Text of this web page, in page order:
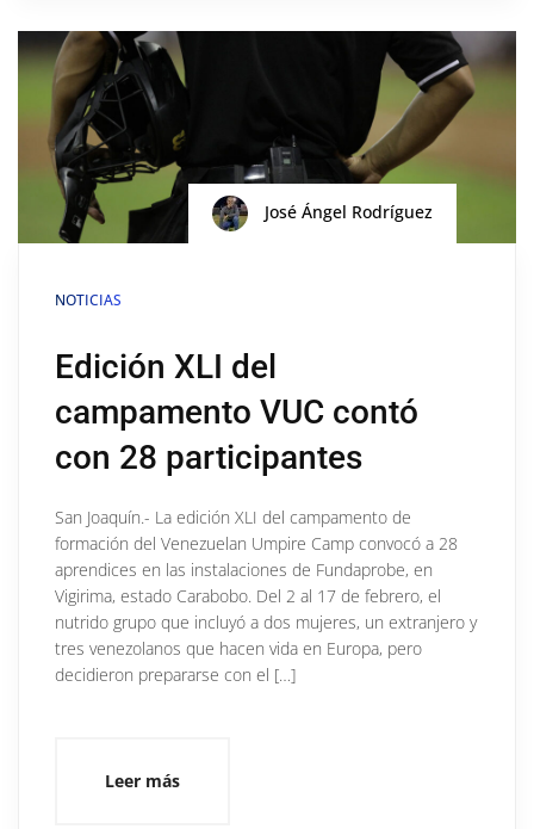
José Ángel Rodríguez
NOTICIAS
Edición XLI del
campamento VUC contó
con 28 participantes
San Joaquín.- La edición XLI del campamento de
formación del Venezuelan Umpire Camp convocó a 28
aprendices en las instalaciones de Fundaprobe, en
Vigirima, estado Carabobo. Del 2 al 17 de febrero, el
nutrido grupo que incluyó a dos mujeres, un extranjero y
tres venezolanos que hacen vida en Europa, pero
decidieron prepararse con el […]
Leer más